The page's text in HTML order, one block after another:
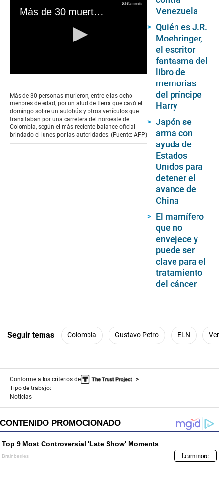
Más de 30 muertos por alud en Colombia
of
0
seconds
Más de 30 personas murieron, entre ellas ocho
menores de edad, por un alud de tierra que cayó el
domingo sobre un autobús y otros vehículos que
transitaban por una carretera del noroeste de
Colombia, según el más reciente balance oficial
brindado el lunes por las autoridades. (Fuente: AFP)
Venezuela
Quién es J.R.
Moehringer,
el escritor
fantasma del
libro de
memorias
del príncipe
Harry
Japón se
arma con
ayuda de
Estados
Unidos para
detener el
avance de
China
El mamífero
que no
envejece y
puede ser
clave para el
tratamiento
del cáncer
Seguir temas Colombia Gustavo Petro ELN
Conforme a los criterios de
Tipo de trabajo:
Noticias